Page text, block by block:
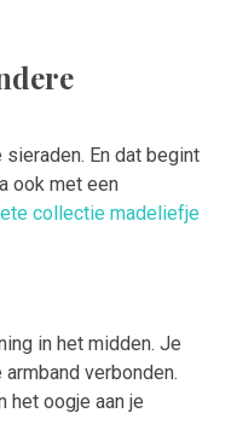
En dat begint
ook met een
collectie madeliefje
in het midden. Je
verbonden.
het oogje aan je